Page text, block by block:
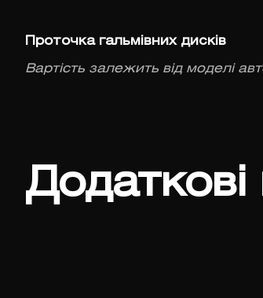
Проточка гальмівних дисків
Вартість залежить від моделі
Додаткові